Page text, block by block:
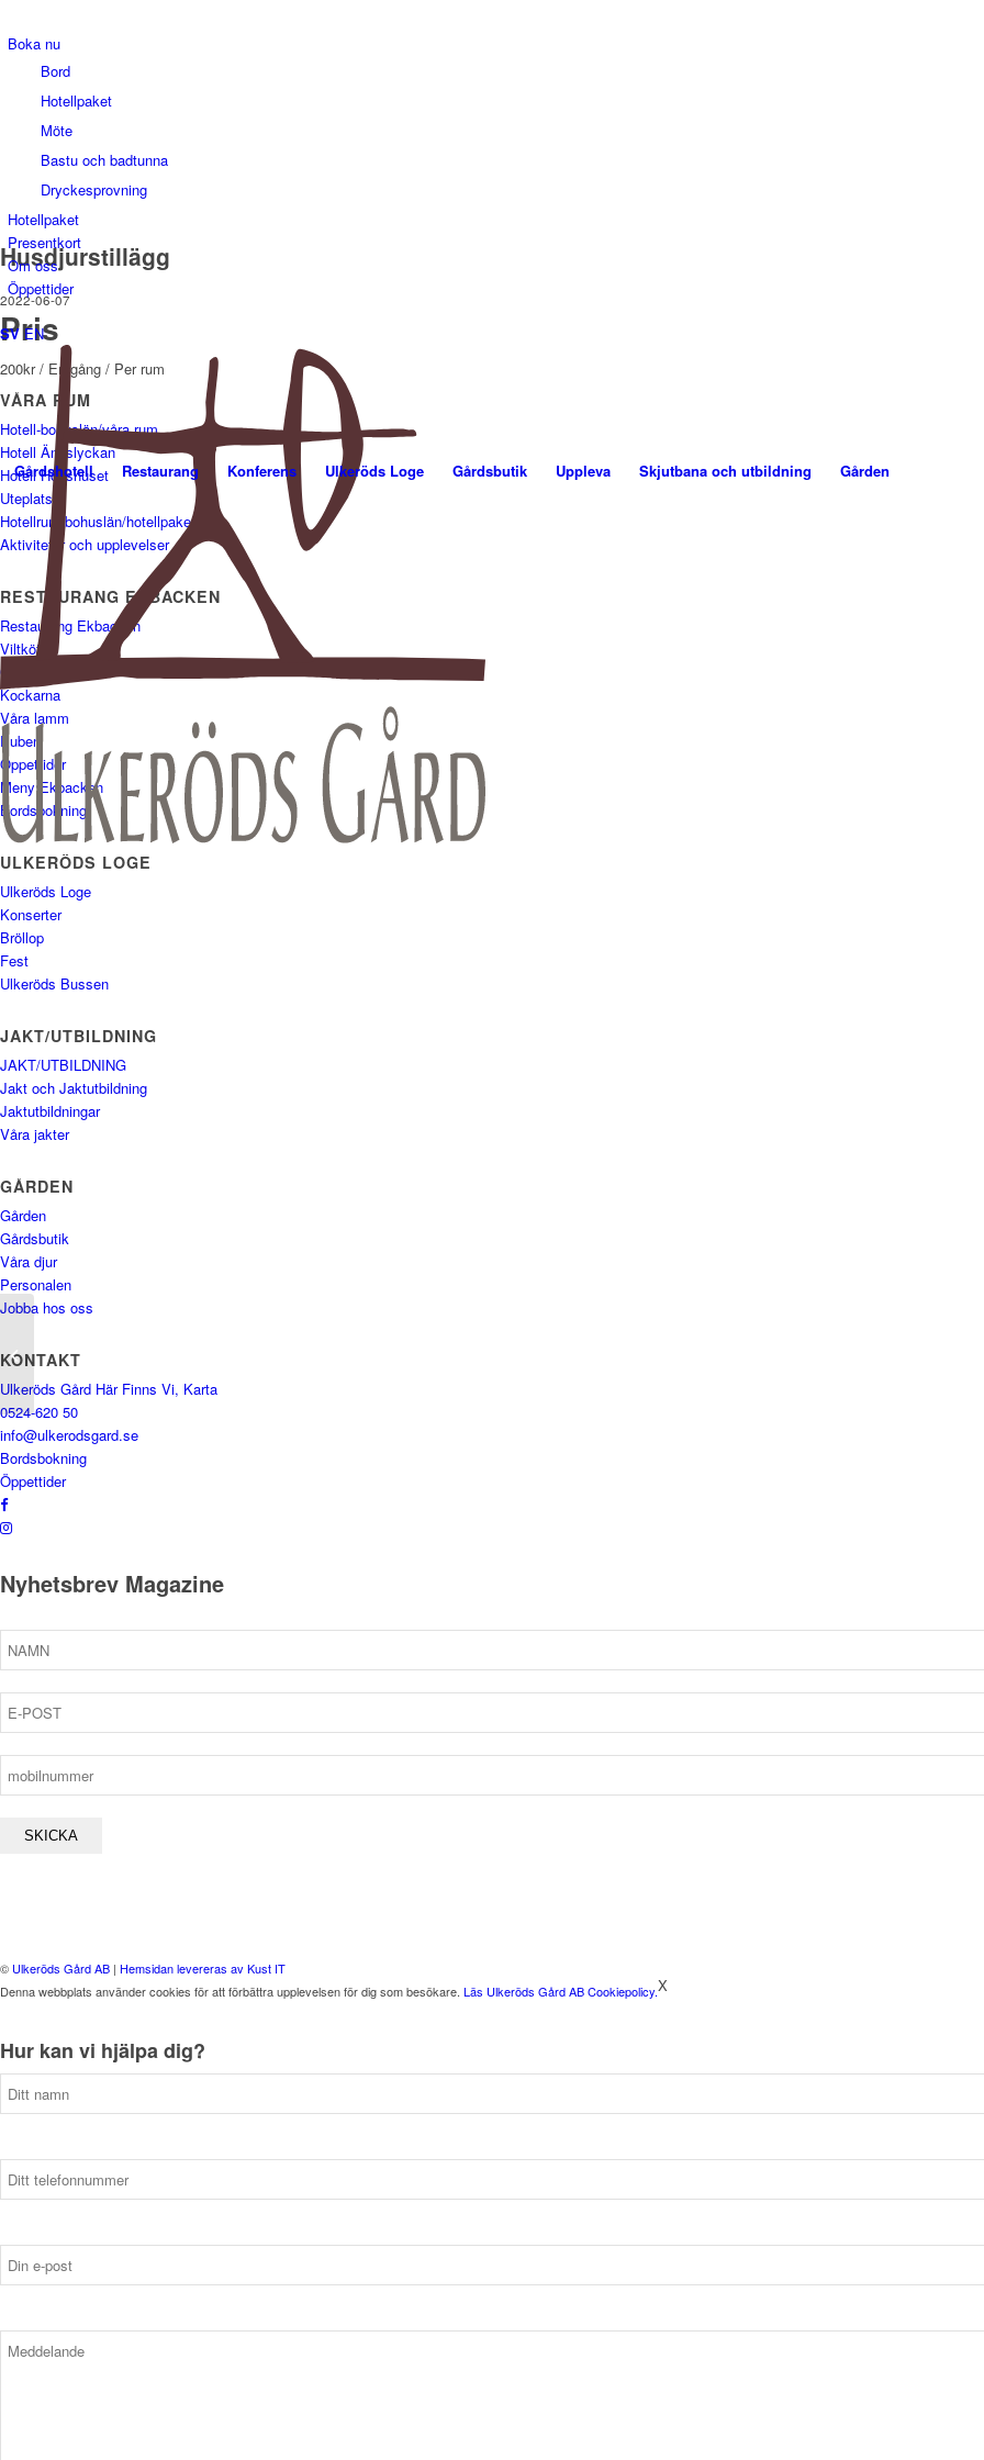
Boka nu
Bord
Hotellpaket
Möte
Bastu och badtunna
Dryckesprovning
Hotellpaket
Presentkort
Om oss
Öppettider
SV EN
Gårdshotell Restaurang Konferens Ulkeröds Loge Gårdsbutik Uppleva Skjutbana och utbildning Gården
Husdjurstillägg
2022-06-07
Pris
200kr/ En gång / Per rum
VÅRA RUM
Hotell-bohuslän/våra rum
Hotell Ängslyckan
Hotell Hönshuset
Uteplatser
Hotellrum-bohuslän/hotellpaket
Aktiviteter och upplevelser
RESTAURANG EKBACKEN
Restaurang Ekbacken
Viltkött
Odlingar
Kockarna
Våra lamm
Puben
Öppettider
Meny Ekbacken
Bordsbokning
ULKERÖDS LOGE
Ulkeröds Loge
Konserter
Bröllop
Fest
Ulkeröds Bussen
JAKT/UTBILDNING
JAKT/UTBILDNING
Jakt och Jaktutbildning
Jaktutbildningar
Våra jakter
GÅRDEN
Gården
Gårdsbutik
Våra djur
Personalen
Jobba hos oss
KONTAKT
Ulkeröds Gård Här Finns Vi, Karta
0524-620 50
info@ulkerodsgard.se
Bordsbokning
Öppettider
Nyhetsbrev Magazine
© Ulkeröds Gård AB | Hemsidan levereras av Kust IT
Denna webbplats använder cookies för att förbättra upplevelsen för dig som besökare. Läs Ulkeröds Gård AB Cookiepolicy.
Enkelrumstillägg
X
Hur kan vi hjälpa dig?